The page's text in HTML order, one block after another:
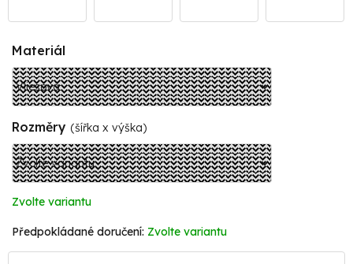
Materiál
Rozměry (šířka x výška)
Zvolte variantu
Zvolte variantu